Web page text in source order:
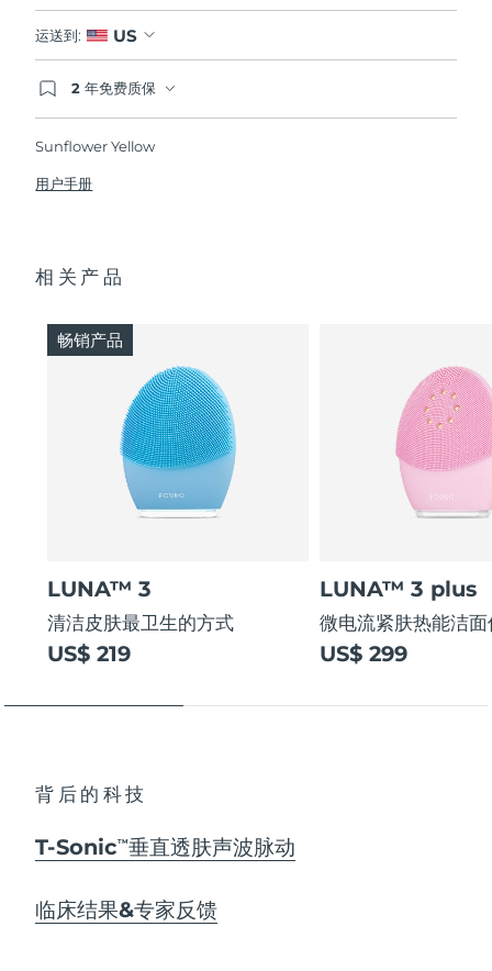
运送到: US
2 年免费质保
Sunflower Yellow
用户手册
相关产品
LUNA™ 3
清洁皮肤最卫生的方式
US$ 219
畅销产品
LUNA™ 3 plus
微电流紧肤热能洁面
US$ 299
背后的科技
T-SonicTM 垂直透肤声波脉动
临床结果&专家反馈